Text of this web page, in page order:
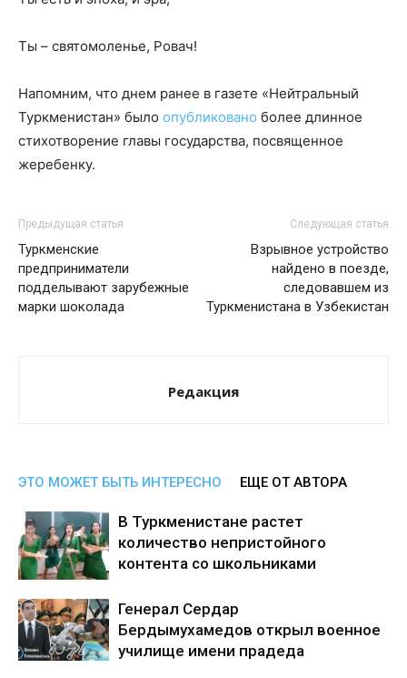
Ты – святомоленье, Ровач!
Напомним, что днем ранее в газете «Нейтральный
Туркменистан» было опубликовано более длинное
стихотворение главы государства, посвященное
жеребенку.
Предыдущая статья
Туркменские
предприниматели
подделывают зарубежные
марки шоколада
Следующая статья
Взрывное устройство
найдено в поезде,
следовавшем из
Туркменистана в Узбекистан
Редакция
ЭТО МОЖЕТ БЫТЬ ИНТЕРЕСНО ЕЩЕ ОТ АВТОРА
В Туркменистане растет
количество непристойного
контента со школьниками
Генерал Сердар
Бердымухамедов открыл военное
училище имени прадеда